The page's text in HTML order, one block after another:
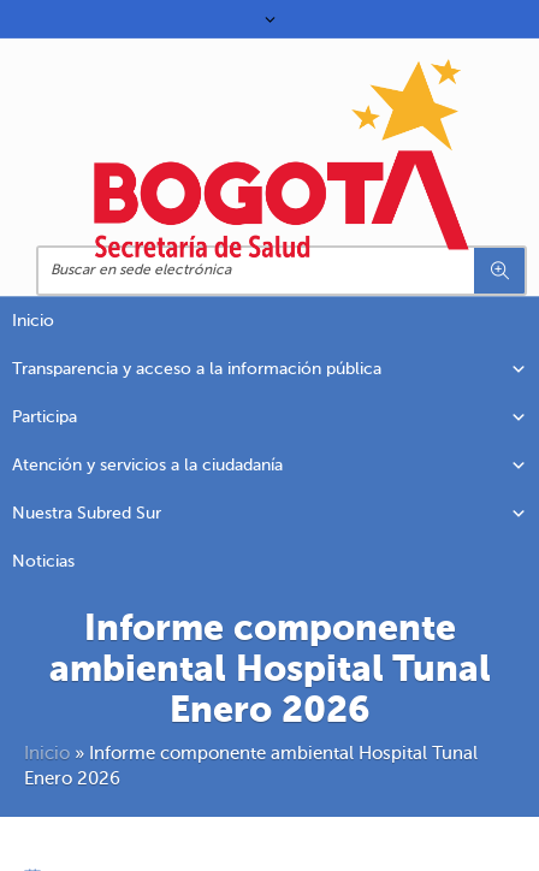
Inicio
Transparencia y acceso a la información pública
Participa
Atención y servicios a la ciudadanía
Nuestra Subred Sur
Noticias
Informe componente
ambiental Hospital Tunal
Enero 2026
Inicio » Informe componente ambiental Hospital Tunal
Enero 2026